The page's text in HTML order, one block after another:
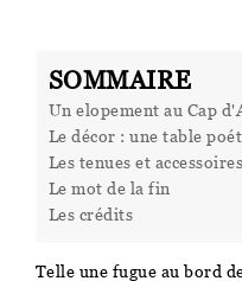
SOMMAIRE
Un elopement au Cap
Le décor : une table
Les tenues et accessoires
Le mot de la fin
Les crédits
Telle une fugue au bord